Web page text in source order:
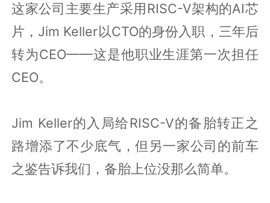
这家公司主要生产采用RISC-V架构的AI芯
片，Jim Keller以CTO的身份入职，三年后
转为CEO——这是他职业生涯第一次担任
CEO。
Jim Keller的入局给RISC-V的备胎转正之
路增添了不少底气，但另一家公司的前车
之鉴告诉我们，备胎上位没那么简单。